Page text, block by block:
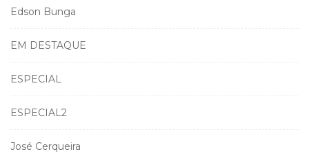
Edson Bunga
EM DESTAQUE
ESPECIAL
ESPECIAL2
José Cerqueira